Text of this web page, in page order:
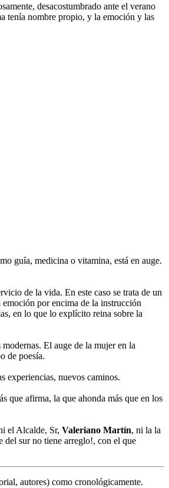
desacostumbrado ante el verano
tenía nombre propio, y la emoción y las
guía, medicina o vitamina, está en auge.
de la vida. En este caso se trata de un
por encima de la instrucción
en lo que lo explícito reina sobre la
El auge de la mujer en la
de poesía.
experiencias, nuevos caminos.
que afirma, la que ahonda más que en los
el Alcalde, Sr, Valeriano Martín, ni la la
del sur no tiene arreglo!, con el que
autores) como cronológicamente.